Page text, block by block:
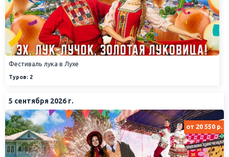
Фестиваль лука в Лухе
Туров: 2
5 сентября 2026 г.
от 20 550 р.